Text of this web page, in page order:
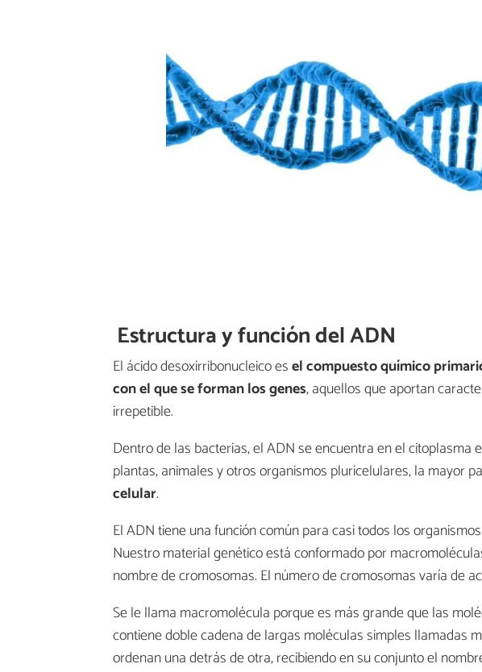
Estructura y función del ADN
El ácido desoxirribonucleico esel compuesto químico
con el que se forman los genes, aquellos que aportan
irrepetible.
Dentro de las bacterias, el ADN se encuentra en el citoplasma
plantas, animales y otros organismos pluricelulares, la mayor
celular.
El ADN tiene una función común para casi todos los
Nuestro material genético está conformado por
nombre de cromosomas. El número de cromosomas varía de
Se le llama macromolécula porque es más grande que las
contiene doble cadena de largas moléculas simples llamadas
ordenan una detrás de otra, recibiendo en su conjunto el